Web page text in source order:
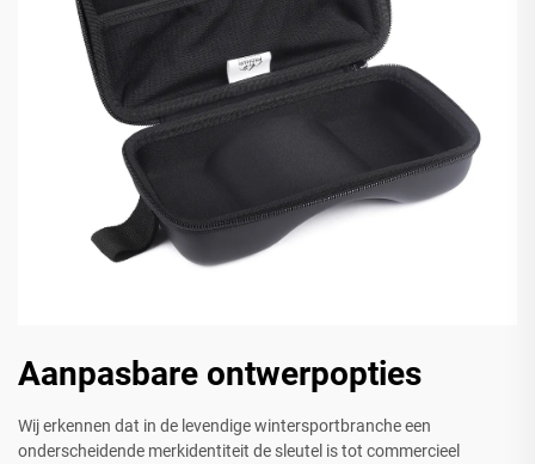
Aanpasbare ontwerpopties
Wij erkennen dat in de levendige wintersportbranche een
onderscheidende merkidentiteit de sleutel is tot commercieel